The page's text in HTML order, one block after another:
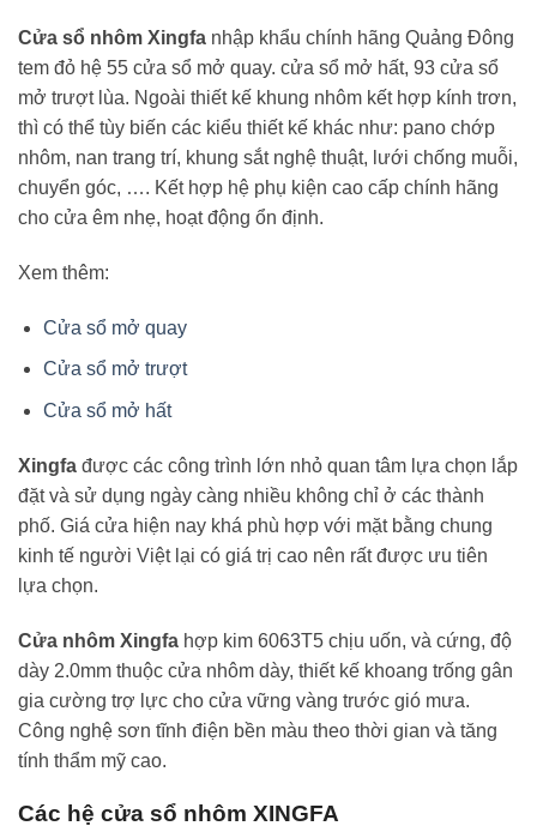
Cửa sổ nhôm Xingfa nhập khẩu chính hãng Quảng Đông
tem đỏ hệ 55 cửa sổ mở quay. cửa sổ mở hất, 93 cửa sổ
mở trượt lùa. Ngoài thiết kế khung nhôm kết hợp kính trơn,
thì có thể tùy biến các kiểu thiết kế khác như: pano chớp
nhôm, nan trang trí, khung sắt nghệ thuật, lưới chống muỗi,
chuyển góc, …. Kết hợp hệ phụ kiện cao cấp chính hãng
cho cửa êm nhẹ, hoạt động ổn định.
Xem thêm:
Cửa sổ mở quay
Cửa sổ mở trượt
Cửa sổ mở hất
Xingfa được các công trình lớn nhỏ quan tâm lựa chọn lắp
đặt và sử dụng ngày càng nhiều không chỉ ở các thành
phố. Giá cửa hiện nay khá phù hợp với mặt bằng chung
kinh tế người Việt lại có giá trị cao nên rất được ưu tiên
lựa chọn.
Cửa nhôm Xingfa hợp kim 6063T5 chịu uốn, và cứng, độ
dày 2.0mm thuộc cửa nhôm dày, thiết kế khoang trống gân
gia cường trợ lực cho cửa vững vàng trước gió mưa.
Công nghệ sơn tĩnh điện bền màu theo thời gian và tăng
tính thẩm mỹ cao.
Các hệ cửa sổ nhôm XINGFA